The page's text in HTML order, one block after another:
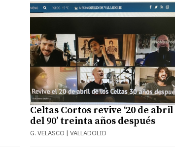
Celtas Cortos revive ‘20 de abril
del 90’ treinta años después
G. VELASCO | VALLADOLID